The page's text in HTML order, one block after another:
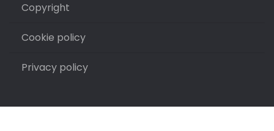
Copyright
Cookie policy
Privacy policy